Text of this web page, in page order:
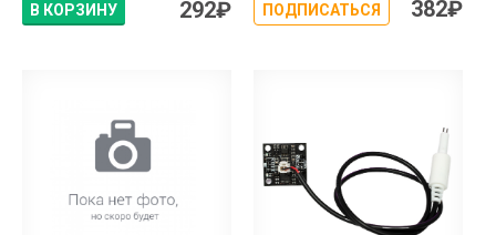
В КОРЗИНУ 292₽ ПОДПИСАТЬСЯ 382₽